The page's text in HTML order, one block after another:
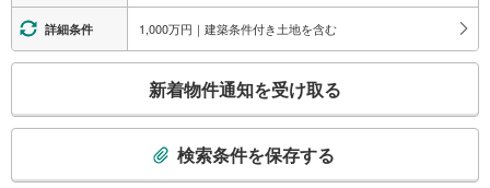
【ＪＲ】
・各ホーム⇔改札
【東武鉄道】
・改札⇔東口
詳細条件 1,000万円｜建築条件付き土地を含む
検
新着物件通知を受け取る
検索条件を保存する